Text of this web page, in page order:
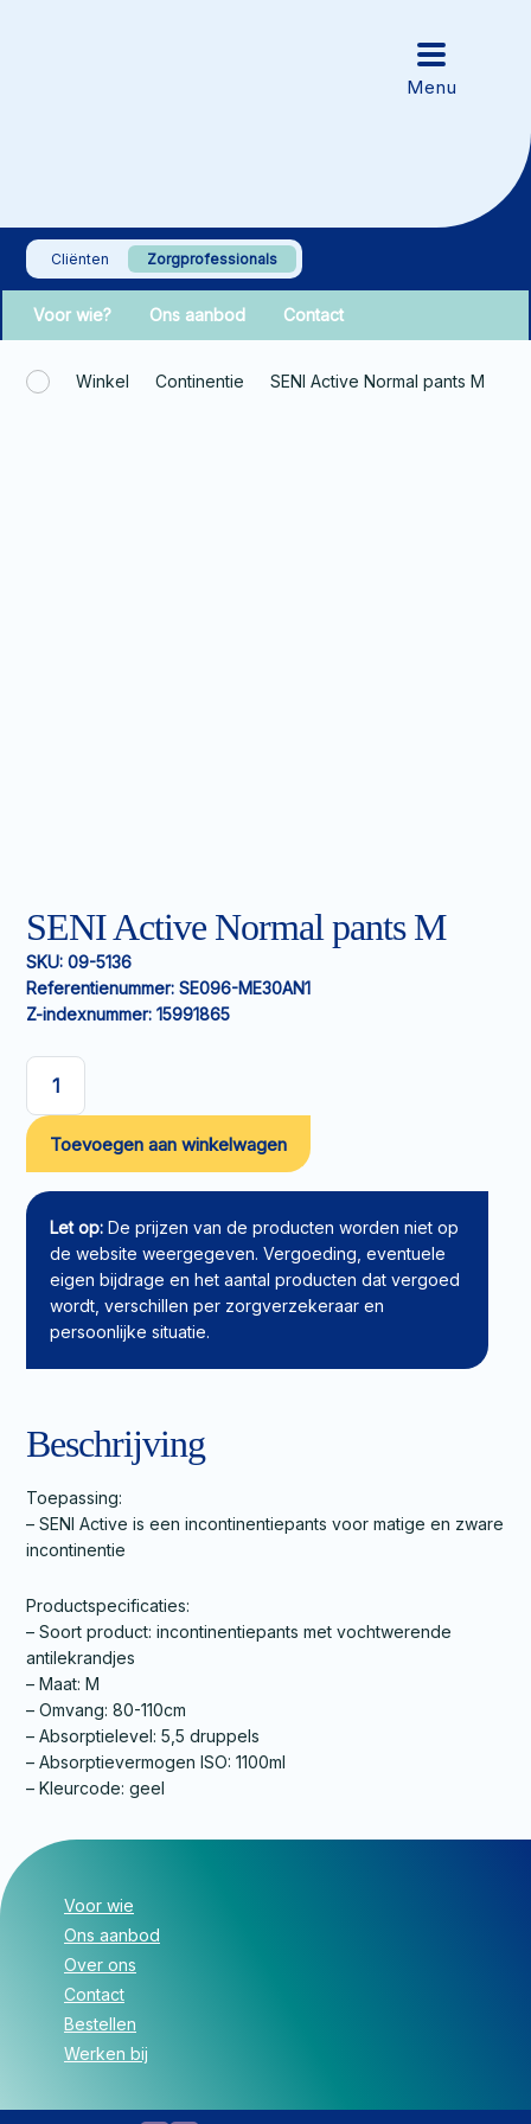
Cliënten Zorgprofessionals
Voor wie? Ons aanbod Contact
Winkel Continentie SENI Active Normal pants M
SENI Active Normal pants M
SKU: 09-5136
Referentienummer: SE096-ME30AN1
Z-indexnummer: 15991865
SENI
Active
Normal
pants
M
aantal
Toevoegen aan winkelwagen
Let op: De prijzen van de producten worden niet op
de website weergegeven. Vergoeding, eventuele
eigen bijdrage en het aantal producten dat vergoed
wordt, verschillen per zorgverzekeraar en
persoonlijke situatie.
Beschrijving
Toepassing:
– SENI Active is een incontinentiepants voor matige en zware
incontinentie
Productspecificaties:
– Soort product: incontinentiepants met vochtwerende
antilekrandjes
– Maat: M
– Omvang: 80-110cm
– Absorptielevel: 5,5 druppels
– Absorptievermogen ISO: 1100ml
– Kleurcode: geel
Voor wie
Ons aanbod
Over ons
Contact
Bestellen
Werken bij